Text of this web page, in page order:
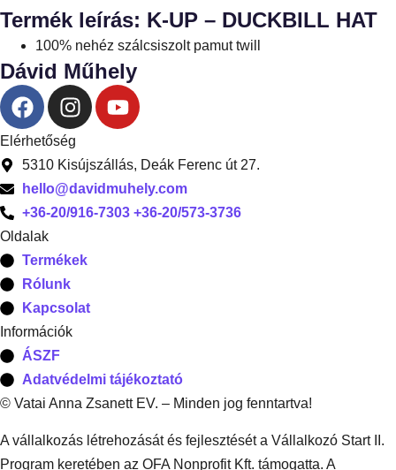
Termék leírás: K-UP – DUCKBILL HAT
100% nehéz szálcsiszolt pamut twill
Dávid Műhely
Elérhetőség
5310 Kisújszállás, Deák Ferenc út 27.
hello@davidmuhely.com
+36-20/916-7303 +36-20/573-3736
Oldalak
Termékek
Rólunk
Kapcsolat
Információk
ÁSZF
Adatvédelmi tájékoztató
© Vatai Anna Zsanett EV. – Minden jog fenntartva!
A vállalkozás létrehozását és fejlesztését a Vállalkozó Start II.
Program keretében az OFA Nonprofit Kft. támogatta. A